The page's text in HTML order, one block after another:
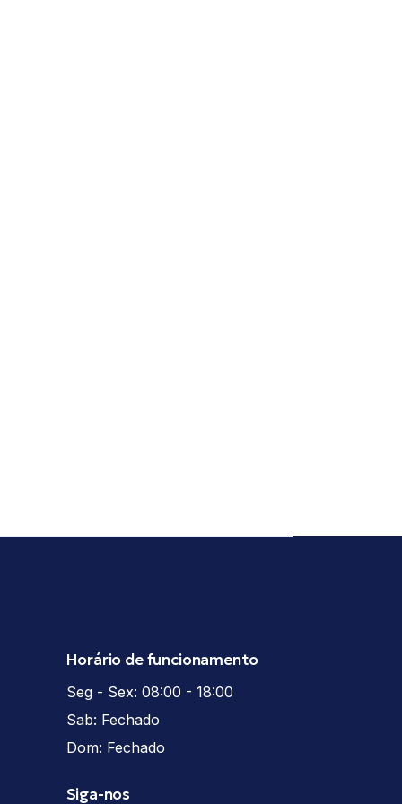
Horário de funcionamento
Seg - Sex: 08:00 - 18:00
Sab: Fechado
Dom: Fechado
Siga-nos